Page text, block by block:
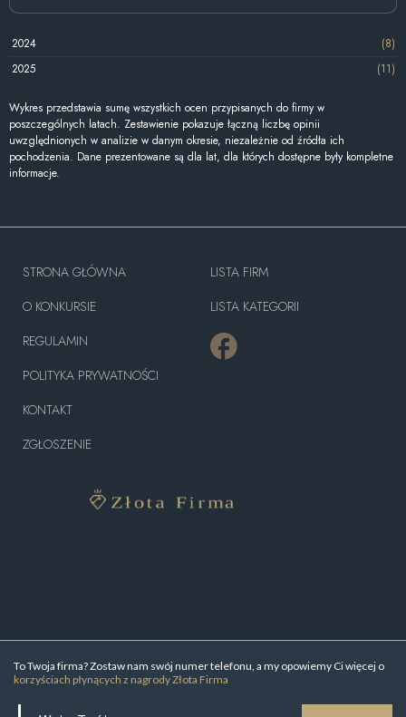
2024
(8)
2025
(11)
Wykres przedstawia sumę wszystkich ocen przypisanych do firmy w
poszczególnych latach. Zestawienie pokazuje łączną liczbę opinii
uwzględnionych w analizie w danym okresie, niezależnie od źródła ich
pochodzenia. Dane prezentowane są dla lat, dla których dostępne były kompletne
informacje.
To Twoja firma? Zostaw nam swój numer telefonu, a my opowiemy Ci więcej o
korzyściach płynących z nagrody Złota Firma
STRONA GŁÓWNA
O KONKURSIE
REGULAMIN
POLITYKA PRYWATNOŚCI
KONTAKT
ZGŁOSZENIE
LISTA FIRM
LISTA KATEGORII